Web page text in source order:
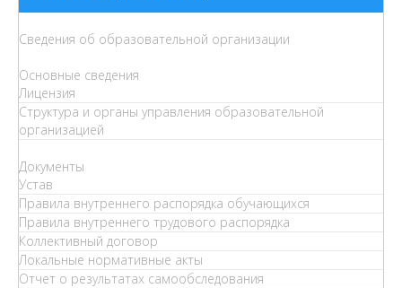
Сведения об образовательной организации
Основные сведения
Лицензия
Структура и органы управления образовательной
организацией
Документы
Устав
Правила внутреннего распорядка обучающихся
Правила внутреннего трудового распорядка
Коллективный договор
Локальные нормативные акты
Отчет о результатах самообследования